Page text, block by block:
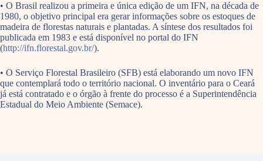
• O Brasil realizou a primeira e única edição de um IFN, na década de
1980, o objetivo principal era gerar informações sobre os estoques de
madeira de florestas naturais e plantadas. A síntese dos resultados foi
publicada em 1983 e está disponível no portal do IFN
(http://ifn.florestal.gov.br/).
• O Serviço Florestal Brasileiro (SFB) está elaborando um novo IFN
que contemplará todo o território nacional. O inventário para o Ceará
já está contratado e o órgão à frente do processo é a Superintendência
Estadual do Meio Ambiente (Semace).